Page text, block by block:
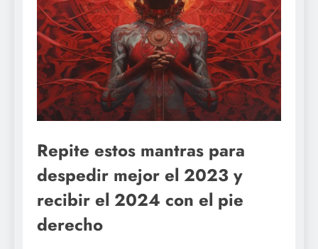
Repite estos mantras para
despedir mejor el 2023 y
recibir el 2024 con el pie
derecho